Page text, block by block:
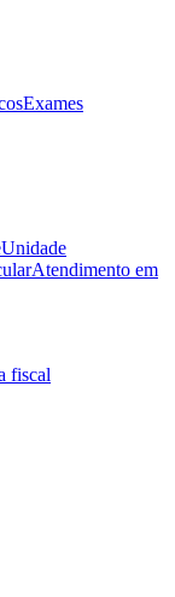
Exames
Unidade
Atendimento em
fiscal